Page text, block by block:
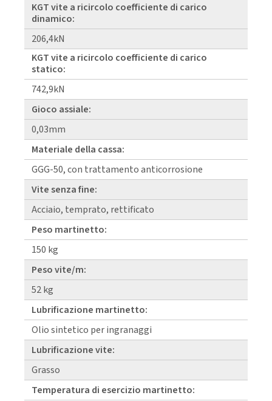
KGT vite a ricircolo coefficiente di carico
dinamico:
206,4kN
KGT vite a ricircolo coefficiente di carico
statico:
742,9kN
Gioco assiale:
0,03mm
Materiale della cassa:
GGG-50, con trattamento anticorrosione
Vite senza fine:
Acciaio, temprato, rettificato
Peso martinetto:
150 kg
Peso vite/m:
52 kg
Lubrificazione martinetto:
Olio sintetico per ingranaggi
Lubrificazione vite:
Grasso
Temperatura di esercizio martinetto: